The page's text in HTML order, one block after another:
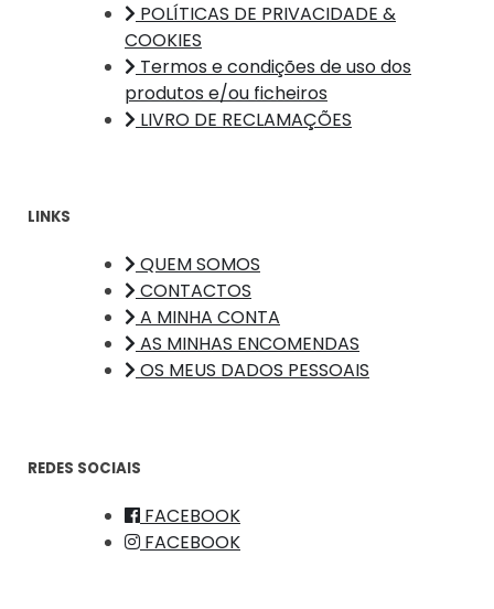
POLÍTICAS DE PRIVACIDADE &
COOKIES
Termos e condições de uso dos
produtos e/ou ficheiros
LIVRO DE RECLAMAÇÕES
LINKS
QUEM SOMOS
CONTACTOS
A MINHA CONTA
AS MINHAS ENCOMENDAS
OS MEUS DADOS PESSOAIS
REDES SOCIAIS
FACEBOOK
FACEBOOK